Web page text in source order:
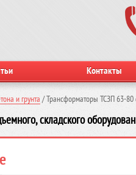
Контакты
и грунта / Трансформаторы ТСЗП 63-80
складского